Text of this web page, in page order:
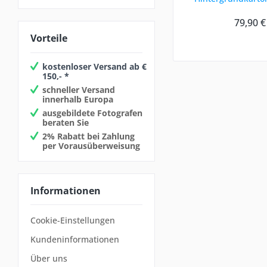
Vorteile
kostenloser Versand ab €
150,- *
schneller Versand
innerhalb Europa
ausgebildete Fotografen
beraten Sie
2% Rabatt bei Zahlung
per Vorausüberweisung
Informationen
Cookie-Einstellungen
Kundeninformationen
Über uns
79,90